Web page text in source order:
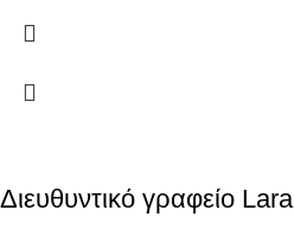
Διευθυντικό γραφείο Lara